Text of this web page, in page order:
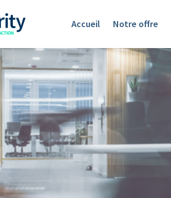
Accueil Notre offre